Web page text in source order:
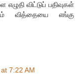
விட்டுப் பதிவுகள்
வித்தையை எங்கு
7:22 AM